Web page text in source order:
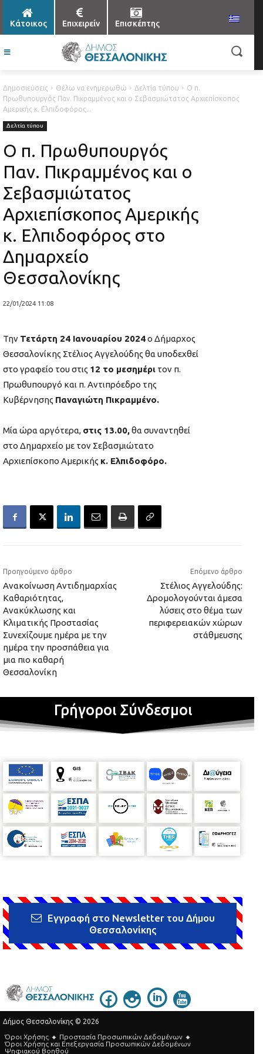
Κάτοικος Επιχειρείν Επισκέπτης
Δημοσιεύσεις Θέλω να ενημερωθώ Δελτία τύπου
Ο π.
Πρωθυπουργός Παν. Πικραμμένος και ο Σεβασμιώτατος Αρχιεπίσκοπος
Αμερικής κ. Ελπιδοφόρος...
Δελτία τύπου
Ο π. Πρωθυπουργός
Παν. Πικραμμένος και ο
Σεβασμιώτατος
Αρχιεπίσκοπος Αμερικής
κ. Ελπιδοφόρος στο
Δημαρχείο
Θεσσαλονίκης
22/01/2024 11:08
Την Τετάρτη 24 Ιανουαρίου 2024ο Δήμαρχος
Θεσσαλονίκης Στέλιος Αγγελούδης θα υποδεχθεί
στο γραφείο του στις 12 το μεσημέρι τον π.
Πρωθυπουργό και π. Αντιπρόεδρο της
Κυβέρνησης Παναγιώτη Πικραμμένο.
Μία ώρα αργότερα, στις 13.00,θα συναντηθεί
στο Δημαρχείο με τον Σεβασμιώτατο
Αρχιεπίσκοπο Αμερικής κ. Ελπιδοφόρο.
Προηγούμενο άρθρο
Ανακοίνωση Αντιδημαρχίας
Καθαριότητας,
Ανακύκλωσης και
Κλιματικής Προστασίας
Συνεχίζουμε ημέρα με την
ημέρα την προσπάθεια για
μια πιο καθαρή
Θεσσαλονίκη
Επόμενο άρθρο
Στέλιος Αγγελούδης:
Δρομολογούνται άμεσα
λύσεις στο θέμα των
περιφερειακών χώρων
στάθμευσης
Γρήγοροι Σύνδεσμοι
Εγγραφή στο Newsletter του Δήμου
Θεσσαλονίκης
Δήμος Θεσσαλονίκης © 2026
Όροι Χρήσης
Προστασία Προσωπικών Δεδομένων
Όροι Xρήσης και Eπεξεργασία Προσωπικών Δεδομένων
Ψηφιακού Βοηθού